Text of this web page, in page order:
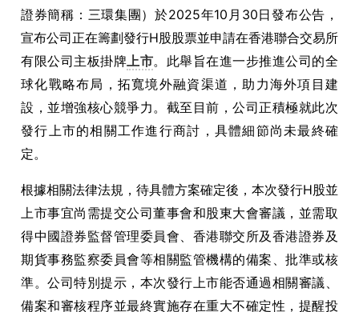
證券簡稱：三環集團）於2025年10月30日發布公告，
宣布公司正在籌劃發行H股股票並申請在香港聯合交易所
有限公司主板掛牌上市。此舉旨在進一步推進公司的全
球化戰略布局，拓寬境外融資渠道，助力海外項目建
設，並增強核心競爭力。截至目前，公司正積極就此次
發行上市的相關工作進行商討，具體細節尚未最終確
定。
根據相關法律法規，待具體方案確定後，本次發行H股並
上市事宜尚需提交公司董事會和股東大會審議，並需取
得中國證券監督管理委員會、香港聯交所及香港證券及
期貨事務監察委員會等相關監管機構的備案、批準或核
準。公司特別提示，本次發行上市能否通過相關審議、
備案和審核程序並最終實施存在重大不確定性，提醒投